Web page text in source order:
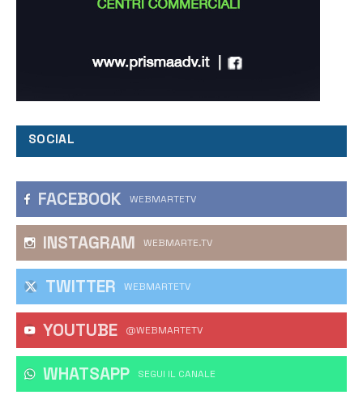
SOCIAL
FACEBOOK WEBMARTETV
INSTAGRAM WEBMARTE.TV
TWITTER WEBMARTETV
YOUTUBE @WEBMARTETV
WHATSAPP ‎SEGUI IL CANALE